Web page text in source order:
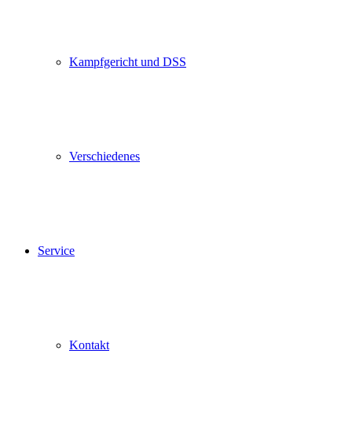
Kampfgericht und DSS
Verschiedenes
Service
Kontakt